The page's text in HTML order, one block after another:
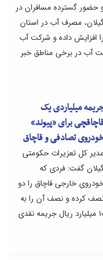
حضور گسترده مسافران در
مصرف آب در استان
را افزایش داده و شرکت آب
آب در برخی مناطق خبر
میلیاردی یک
برای «پیوند»
تصادفی و قاچاق
مدیر کل تعزیرات حکومتی
گفت: فردی که
خارجی قاچاق را دو
کرده و نصف آن را به
یک خودروی تصادفی وصل کرده بود، به بیش از ۱۰ میلیارد ریال جریمه نقدی